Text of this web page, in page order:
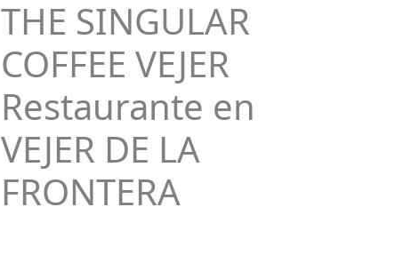
THE SINGULAR
COFFEE VEJER
Restaurante en
VEJER DE LA
FRONTERA